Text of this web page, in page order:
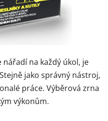
na každý úkol, je
jako správný nástroj,
práce. Výběrová zrna
výkonům.